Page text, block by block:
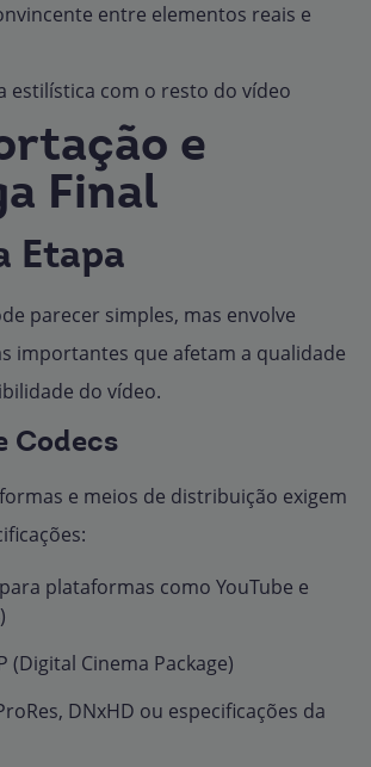
entre elementos reais e
estilística com o resto do vídeo
e
Final
Etapa
parecer simples, mas envolve
importantes que afetam a qualidade
do vídeo.
Codecs
e meios de distribuição exigem
plataformas como YouTube e
(Digital Cinema Package)
DNxHD ou especificações da